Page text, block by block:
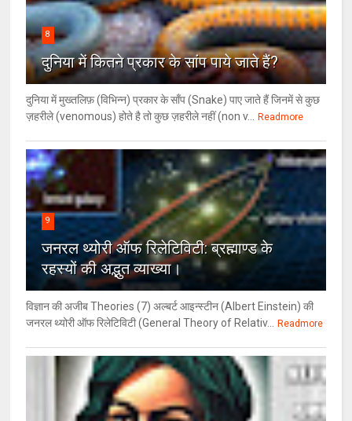
8
दुनिया में कितने प्रकार के सांप पाये जाते हैं?
दुनिया में मुख्तलिफ़ (विभिन्न) प्रकार के साँप (Snake) पाए जाते हैं जिनमें से कुछ
ज़हरीले (venomous) होते है तो कुछ ज़हरीले नहीं (non v...
Readmore
9
जनरल थ्‍योरी ऑफ रिलेटिविटी: ब्रह्माण्‍ड के
रहस्‍यों की अद्भुत व्‍याख्‍या।
विज्ञान की अजीब Theories (7) अल्‍बर्ट आइन्स्टीन (Albert Einstein) की
जनरल थ्योरी ऑफ रिलेटिविटी (General Theory of Relativ...
Readmore